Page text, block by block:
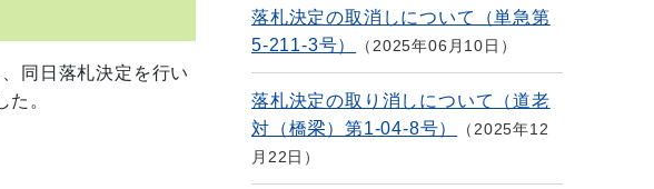
同日落札決定を行い
。
落札決定の取消しについて（単急第
5-211-3号）
2025年06月10日
落札決定の取り消しについて（道老
対（橋梁）第1-04-8号）
2025年12
月22日